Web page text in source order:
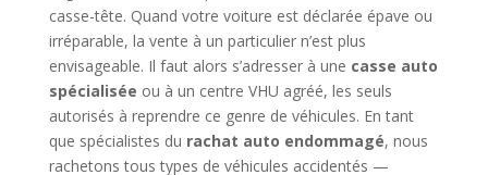
casse-tête. Quand votre voiture est déclarée épave ou
irréparable, la vente à un particulier n’est plus
envisageable. Il faut alors s’adresser à une casse auto
spécialisée ou à un centre VHU agréé, les seuls
autorisés à reprendre ce genre de véhicules. En tant
que spécialistes du rachat auto endommagé, nous
rachetons tous types de véhicules accidentés —